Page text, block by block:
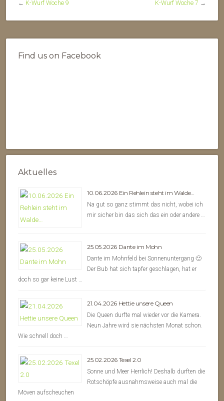
← K-Wurf Woche 9 K-Wurf Woche 7 →
Find us on Facebook
Aktuelles
10.06.2026 Ein Rehlein steht im Walde…
Na gut so ganz stimmt das nicht, wobei ich
mir sicher bin das sich das ein oder andere …
25.05.2026 Dante im Mohn
Dante im Mohnfeld bei Sonnenuntergang 🙂
Der Bub hat sich tapfer geschlagen, hat er
doch so gar keine Lust …
21.04.2026 Hettie unsere Queen
Die Queen durfte mal wieder vor die Kamera.
Neun Jahre wird sie nächsten Monat schon.
Wie schnell doch …
25.02.2026 Texel 2.0
Sonne und Meer Herrlich! Deshalb durften die
Rotschöpfe ausnahmsweise auch mal die
Möven aufscheuchen